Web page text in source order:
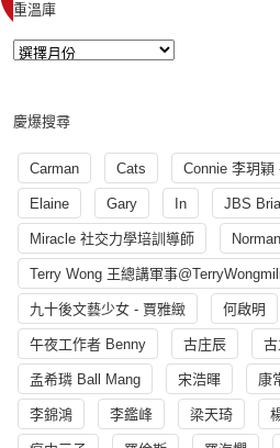
重溫庫
慶爆搜尋
Carman Cats Connie 李玥穎
Elaine Gary In JBS
Miracle 社交力學培訓導師 Norman
Terry Wong 王總講軍事
九十後文藝少女 - 賈雅緻 何啟明
午夜工作者 Benny 古庄辰 古
孟希璘 Ball Mang 宋浩暉 康
李錦鴻 李鑑峰 梁天琦